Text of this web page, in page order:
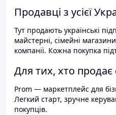
Продавці з усієї
Тут продають українські
майстерні, сімейні
компанії. Кожна покупка
Для тих, хто
Prom — маркетплейс для
Легкий старт, зручне
покупців.